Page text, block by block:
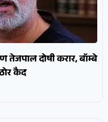
तेजपाल दोषी करार, बॉम्बे
कैद